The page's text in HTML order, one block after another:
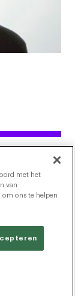
met het
van
om ons te helpen